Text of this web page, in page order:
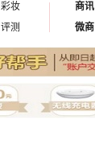
彩妆
评测
商讯
微商